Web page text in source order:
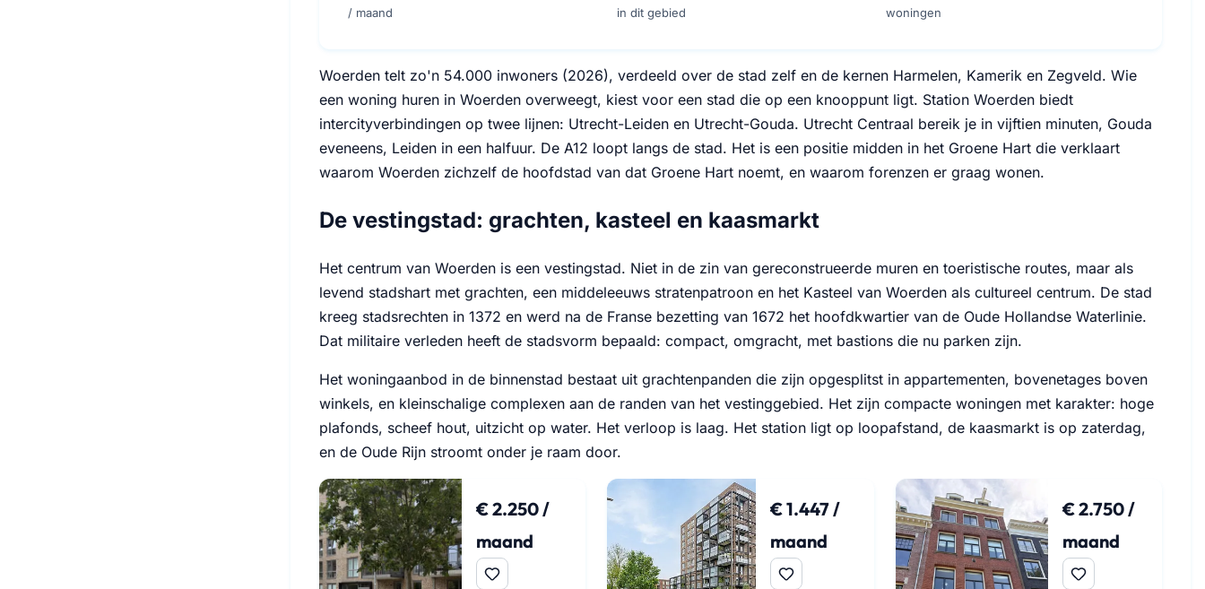
/ maand in dit gebied woningen
Woerden telt zo'n 54.000 inwoners (2026), verdeeld over de stad zelf en de kernen Harmelen, Kamerik en Zegveld. Wie
een woning huren in Woerden overweegt, kiest voor een stad die op een knooppunt ligt. Station Woerden biedt
intercityverbindingen op twee lijnen: Utrecht-Leiden en Utrecht-Gouda. Utrecht Centraal bereik je in vijftien minuten, Gouda
eveneens, Leiden in een halfuur. De A12 loopt langs de stad. Het is een positie midden in het Groene Hart die verklaart
waarom Woerden zichzelf de hoofdstad van dat Groene Hart noemt, en waarom forenzen er graag wonen.
De vestingstad: grachten, kasteel en kaasmarkt
Het centrum van Woerden is een vestingstad. Niet in de zin van gereconstrueerde muren en toeristische routes, maar als
levend stadshart met grachten, een middeleeuws stratenpatroon en het Kasteel van Woerden als cultureel centrum. De stad
kreeg stadsrechten in 1372 en werd na de Franse bezetting van 1672 het hoofdkwartier van de Oude Hollandse Waterlinie.
Dat militaire verleden heeft de stadsvorm bepaald: compact, omgracht, met bastions die nu parken zijn.
Het woningaanbod in de binnenstad bestaat uit grachtenpanden die zijn opgesplitst in appartementen, bovenetages boven
winkels, en kleinschalige complexen aan de randen van het vestinggebied. Het zijn compacte woningen met karakter: hoge
plafonds, scheef hout, uitzicht op water. Het verloop is laag. Het station ligt op loopafstand, de kaasmarkt is op zaterdag,
en de Oude Rijn stroomt onder je raam door.
€ 2.250 /
maand
€ 1.447 /
maand
€ 2.750 /
maand